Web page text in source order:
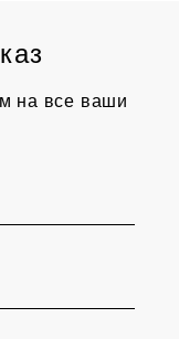
на все ваши